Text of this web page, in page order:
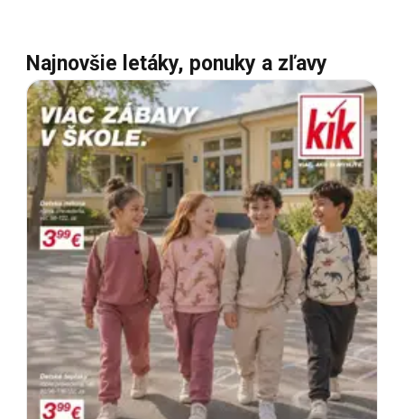
Najnovšie letáky, ponuky a zľavy